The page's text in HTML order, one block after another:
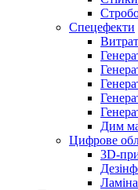
Спецефекти
Дим
Цифрове
3D-